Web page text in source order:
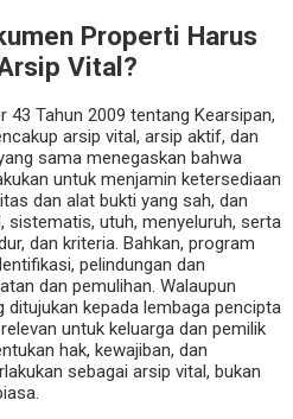
Properti Harus
Vital?
43 Tahun 2009 tentang Kearsipan,
arsip vital, arsip aktif, dan
sama menegaskan bahwa
untuk menjamin ketersediaan
dan alat bukti yang sah, dan
sistematis, utuh, menyeluruh, serta
dan kriteria. Bahkan, program
pelindungan dan
dan pemulihan. Walaupun
kepada lembaga pencipta
untuk keluarga dan pemilik
hak, kewajiban, dan
sebagai arsip vital, bukan